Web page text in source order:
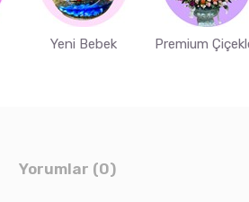
Yeni Bebek Premium
Yorumlar (0)